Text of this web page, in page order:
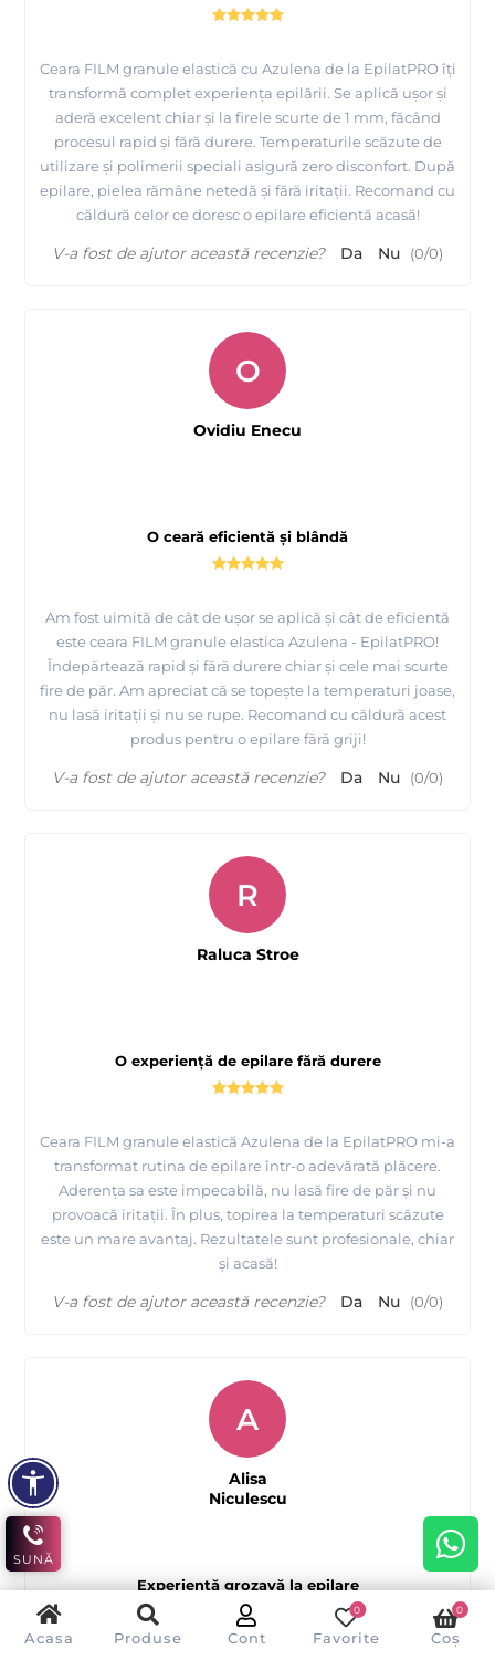
Acasa Produse Cont Favorite
0
Coș
0
Ceara FILM granule elastică cu Azulena de la EpilatPRO îți
transformă complet experiența epilării. Se aplică ușor și
aderă excelent chiar și la firele scurte de 1 mm, făcând
procesul rapid și fără durere. Temperaturile scăzute de
utilizare și polimerii speciali asigură zero disconfort. După
epilare, pielea rămâne netedă și fără iritații. Recomand cu
căldură celor ce doresc o epilare eficientă acasă!
V-a fost de ajutor această recenzie? Da Nu (0/0)
O ceară eficientă și blândă
Am fost uimită de cât de ușor se aplică și cât de eficientă
este ceara FILM granule elastica Azulena - EpilatPRO!
Îndepărtează rapid și fără durere chiar și cele mai scurte
fire de păr. Am apreciat că se topește la temperaturi joase,
nu lasă iritații și nu se rupe. Recomand cu căldură acest
produs pentru o epilare fără griji!
O
Ovidiu Enecu
V-a fost de ajutor această recenzie? Da Nu (0/0)
O experiență de epilare fără durere
Ceara FILM granule elastică Azulena de la EpilatPRO mi-a
transformat rutina de epilare într-o adevărată plăcere.
Aderența sa este impecabilă, nu lasă fire de păr și nu
provoacă iritații. În plus, topirea la temperaturi scăzute
este un mare avantaj. Rezultatele sunt profesionale, chiar
și acasă!
R
Raluca Stroe
V-a fost de ajutor această recenzie? Da Nu (0/0)
Experiență grozavă la epilare
A
Alisa
Niculescu
SUNĂ